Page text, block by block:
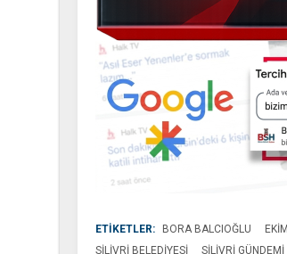
ETİKETLER: BORA BALCIOĞLU
SILIVRI BELEDIYESI
SILIVRI GÜNDEMI